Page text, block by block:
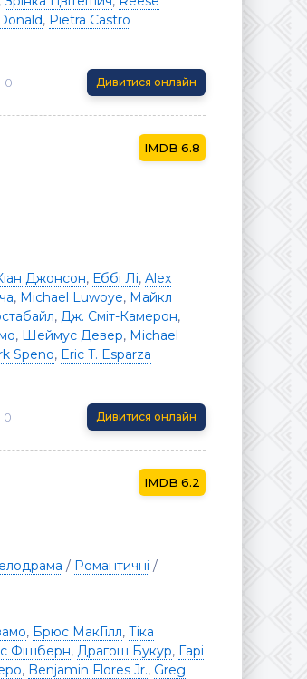
, Pietra Castro
0 Дивитися онлайн
6.8
Джонсон, Еббі Лі, Alex
, Michael Luwoye, Майкл
, Дж. Сміт-Камерон,
, Шеймус Девер, Michael
Speno, Eric T. Esparza
0 Дивитися онлайн
6.2
/ Романтичні /
, Брюс МакГілл, Тіка
Фішберн, Драгош Букур, Гарі
, Benjamin Flores Jr., Greg